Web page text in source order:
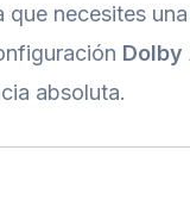
necesites
Dolby
absoluta.